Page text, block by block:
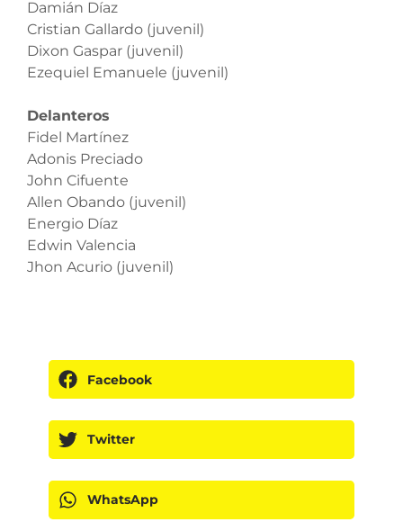
Damián Díaz
Cristian Gallardo (juvenil)
Dixon Gaspar (juvenil)
Ezequiel Emanuele (juvenil)
Delanteros
Fidel Martínez
Adonis Preciado
John Cifuente
Allen Obando (juvenil)
Energio Díaz
Edwin Valencia
Jhon Acurio (juvenil)
Facebook
Twitter
WhatsApp